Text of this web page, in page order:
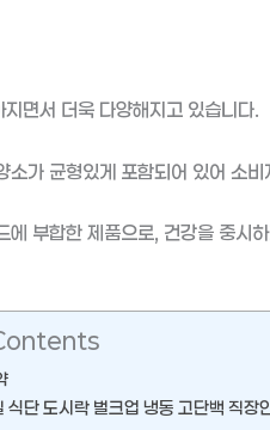
면서 더욱 다양해지고 있습니다.
가 균형있게 포함되어 있어 소
부합한 제품으로, 건강을 중시
식단 도시락 벌크업 냉동 고단백 직